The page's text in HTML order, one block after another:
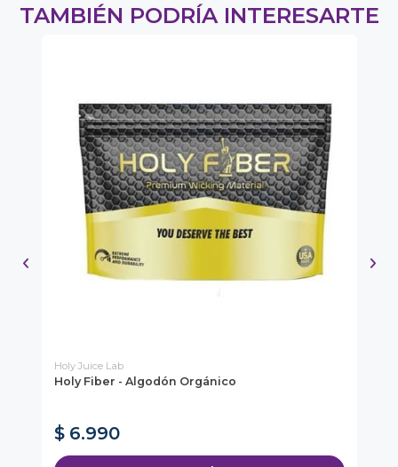
TAMBIÉN PODRÍA INTERESARTE
Holy Juice Lab
Holy Fiber - Algodón Orgánico
$ 6.990